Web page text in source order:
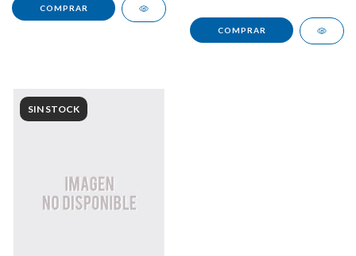
SIN STOCK